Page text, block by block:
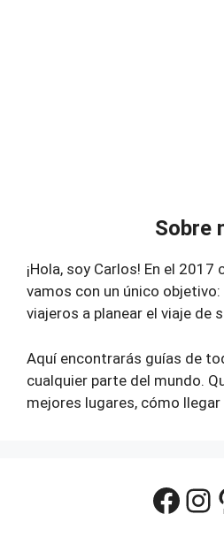
Sobre
¡Hola, soy Carlos! En el 2017
vamos con un único
viajeros a planear el viaje de
Aquí encontrarás guías de
cualquier parte del mundo.
mejores lugares, cómo